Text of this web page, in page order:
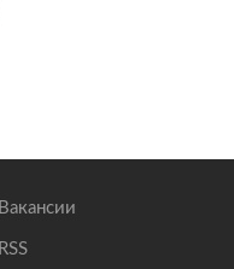
Вакансии
RSS